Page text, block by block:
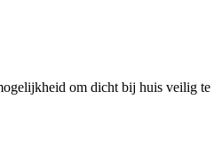
om dicht bij huis veilig te